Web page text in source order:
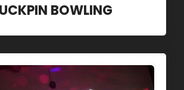
BOWLING